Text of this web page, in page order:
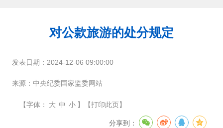
对公款旅游的处分规定
发表日期： 2024-12-06 09:00:00
来源： 中央纪委国家监委网站
【字体： 大 中 小 】 【打印此页】
分享到：